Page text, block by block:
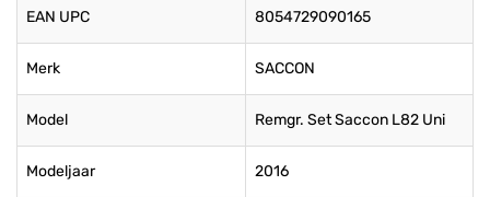
EAN UPC 8054729090165
Merk SACCON
Model Remgr. Set Saccon L82 Uni
Modeljaar 2016